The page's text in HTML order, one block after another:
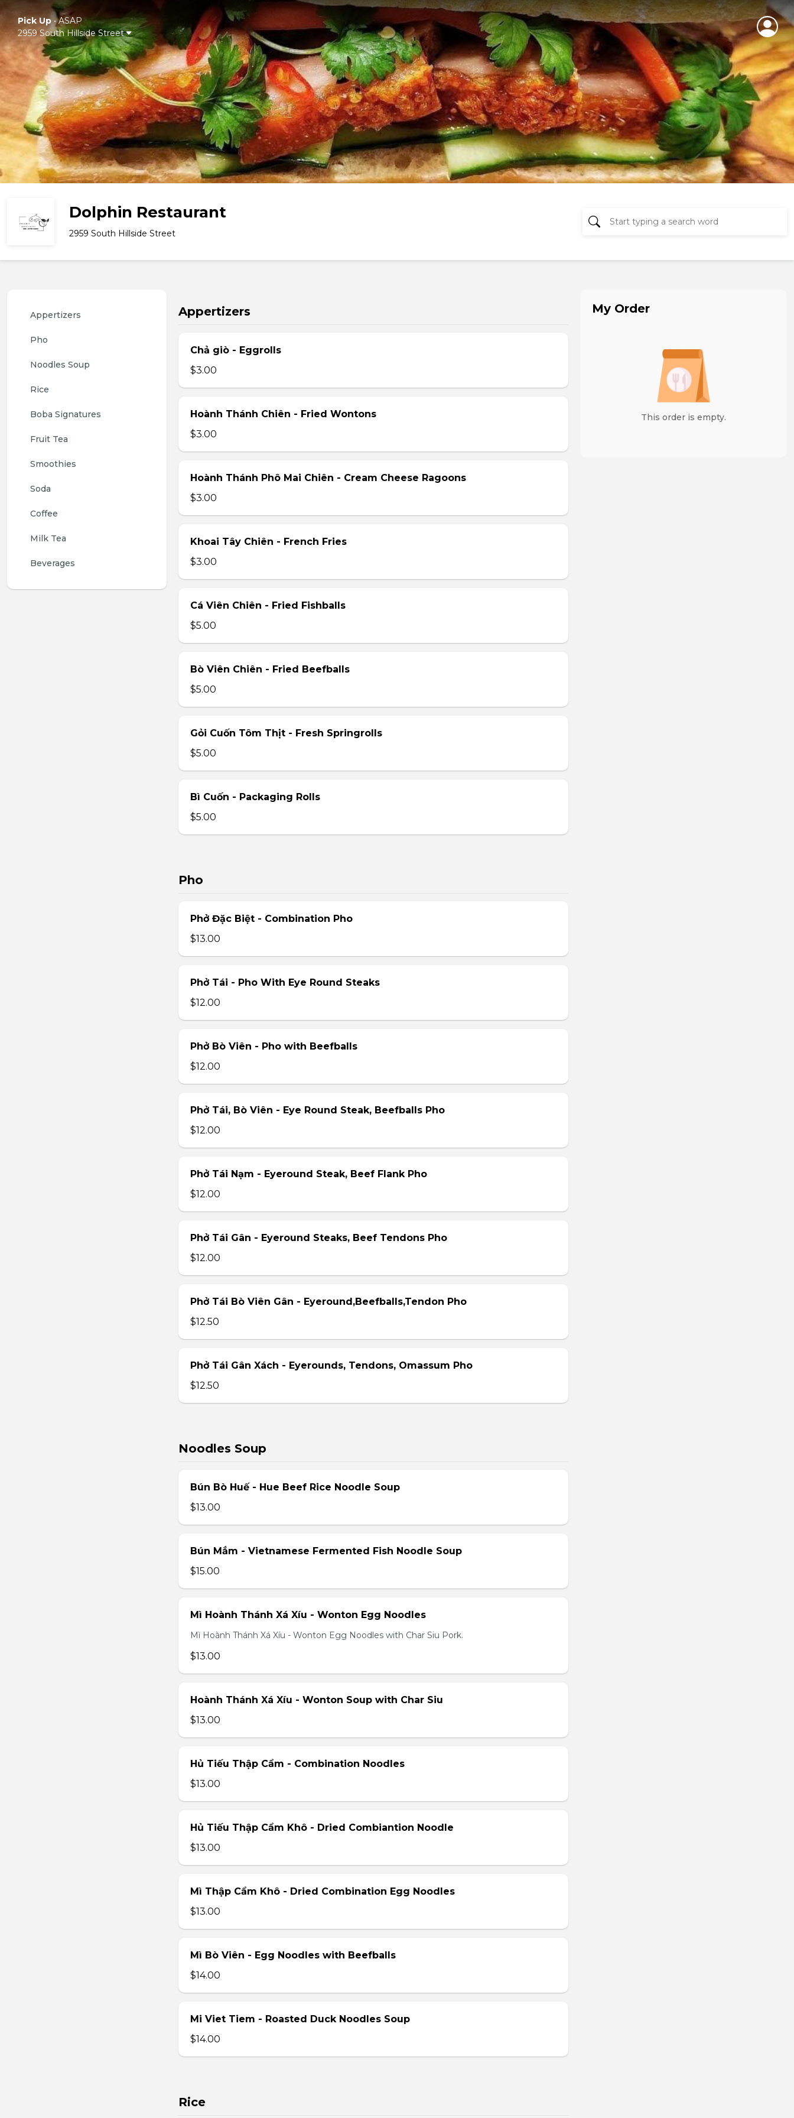
Pick Up•ASAP
2959 South Hillside Street
Dolphin Restaurant
2959 South Hillside Street
Appertizers
Pho
Noodles Soup
Rice
Boba Signatures
Fruit Tea
Smoothies
Soda
Coffee
Milk Tea
Beverages
Appertizers
Chả giò - Eggrolls
$3.00
Hoành Thánh Chiên - Fried Wontons
$3.00
Hoành Thánh Phô Mai Chiên - Cream Cheese Ragoons
$3.00
Khoai Tây Chiên - French Fries
$3.00
Cá Viên Chiên - Fried Fishballs
$5.00
Bò Viên Chiên - Fried Beefballs
$5.00
Gỏi Cuốn Tôm Thịt - Fresh Springrolls
$5.00
Bì Cuốn - Packaging Rolls
$5.00
Pho
Phở Đặc Biệt - Combination Pho
$13.00
Phở Tái - Pho With Eye Round Steaks
$12.00
Phở Bò Viên - Pho with Beefballs
$12.00
Phở Tái, Bò Viên - Eye Round Steak, Beefballs Pho
$12.00
Phở Tái Nạm - Eyeround Steak, Beef Flank Pho
$12.00
Phở Tái Gân - Eyeround Steaks, Beef Tendons Pho
$12.00
Phở Tái Bò Viên Gân - Eyeround,Beefballs,Tendon Pho
$12.50
Phở Tái Gân Xách - Eyerounds, Tendons, Omassum Pho
$12.50
Noodles Soup
Bún Bò Huế - Hue Beef Rice Noodle Soup
$13.00
Bún Mắm - Vietnamese Fermented Fish Noodle Soup
$15.00
Mì Hoành Thánh Xá Xíu - Wonton Egg Noodles
Mì Hoành Thánh Xá Xíu - Wonton Egg Noodles with Char Siu Pork.
$13.00
Hoành Thánh Xá Xíu - Wonton Soup with Char Siu
$13.00
Hủ Tiếu Thập Cẩm - Combination Noodles
$13.00
Hủ Tiếu Thập Cẩm Khô - Dried Combiantion Noodle
$13.00
Mì Thập Cẩm Khô - Dried Combination Egg Noodles
$13.00
Mì Bò Viên - Egg Noodles with Beefballs
$14.00
Mi Viet Tiem - Roasted Duck Noodles Soup
$14.00
Rice
My Order
This order is empty.